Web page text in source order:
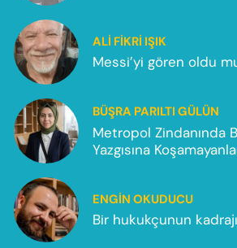
ALI FIKRI IŞIK
Messi’yi gören oldu
BÜŞRA PARILTI GÜLÜN
Metropol Zindanında
Yazgısına
ENGIN OKUDUCU
Bir hukukçunun